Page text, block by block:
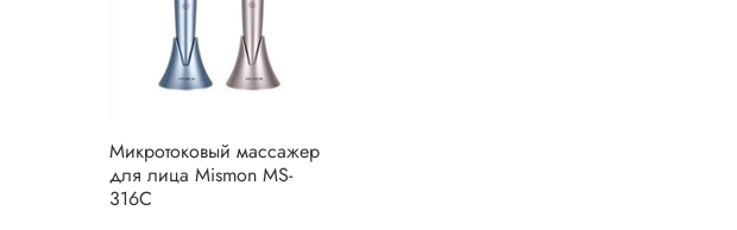
Микротоковый массажер
для лица Mismon MS-
316C